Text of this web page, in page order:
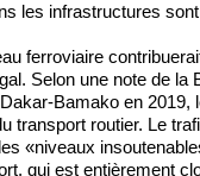
les infrastructures
ferroviaire
Selon une note de la
Bamako en 2019,
transport routier. Le
«niveaux
qui est entièrement